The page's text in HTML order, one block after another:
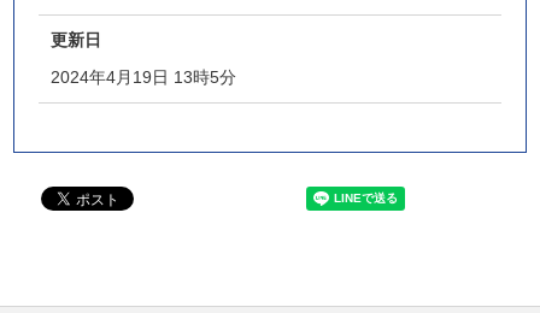
更新日
2024年4月19日 13時5分